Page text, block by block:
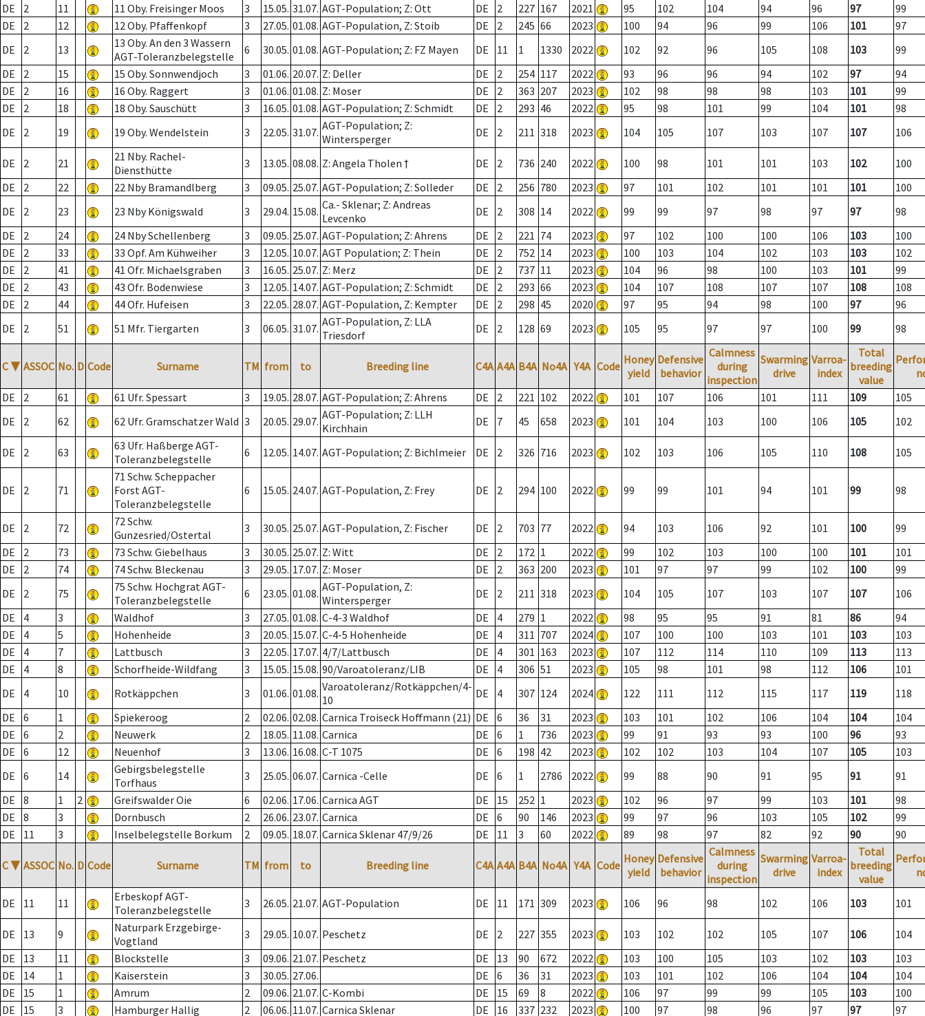
DE
2 11 11 Oby. Freisinger Moos 3 15.05. 31.07. AGT-Population; Z: Ott DE 2 227 167 2021 95 102 104 94 96 97
99
DE
2 12 12 Oby. Pfaffenkopf 3 27.05. 01.08. AGT-Population, Z: Stoib DE 2 245 66 2023 100 94 96 99 106 101
97
DE
2 13
13 Oby. An den 3 Wassern
AGT-Toleranzbelegstelle
6 30.05. 01.08. AGT-Population; Z: FZ Mayen DE 11 1 1330 2022 102 92 96 105 108 103
99
DE
2 15 15 Oby. Sonnwendjoch 3 01.06. 20.07. Z: Deller DE 2 254 117 2022 93 96 96 94 102 97
94
DE
2 16 16 Oby. Raggert 3 01.06. 01.08. Z: Moser DE 2 363 207 2023 102 98 98 98 103 101
99
DE
2 18 18 Oby. Sauschütt 3 16.05. 01.08. AGT-Population; Z: Schmidt DE 2 293 46 2022 95 98 101 99 104 101
98
DE
2 19 19 Oby. Wendelstein 3 22.05. 31.07. AGT-Population; Z:
Wintersperger
DE 2 211 318 2023 104 105 107 103 107 107 106
DE 2 21
21 Nby. Rachel-
Diensthütte
3 13.05. 08.08. Z: Angela Tholen † DE 2 736 240 2022 100 98 101 101 103 102
100
DE
2 22 22 Nby Bramandlberg 3 09.05. 25.07. AGT-Population; Z: Solleder DE 2 256 780 2023 97 101 102 101 101 101
100
DE
2 23 23 Nby Königswald 3 29.04. 15.08. Ca.- Sklenar; Z: Andreas
Levcenko
DE 2 308 14 2022 99 99 97 98 97 97
98
DE
2 24 24 Nby Schellenberg 3 09.05. 25.07. AGT-Population; Z: Ahrens DE 2 221 74 2023 97 102 100 100 106 103
100
DE
2 33 33 Opf. Am Kühweiher 3 12.05. 10.07. AGT Population; Z: Thein DE 2 752 14 2023 100 103 104 102 103 103
102
DE
2 41 41 Ofr. Michaelsgraben 3 16.05. 25.07. Z: Merz DE 2 737 11 2023 104 96 98 100 103 101
99
DE
2 43 43 Ofr. Bodenwiese 3 12.05. 14.07. AGT-Population; Z: Schmidt DE 2 293 66 2023 104 107 108 107 107 108
108
DE
2 44 44 Ofr. Hufeisen 3 22.05. 28.07. AGT-Population, Z: Kempter DE 2 298 45 2020 97 95 94 98 100 97
96
DE
2 51 51 Mfr. Tiergarten 3 06.05. 31.07. AGT-Population, Z: LLA
Triesdorf
DE 2 128 69 2023 105 95 97 97 100 99 98
C ▼ ASSOC No. D Code Surname TM from to Breeding line C4A A4A B4A No4A Y4A Code Honey
yield
Defensive
behavior
Calmness
during
inspection
Swarming
drive
Varroa-
index
Total
breeding
value
DE
2 61 61 Ufr. Spessart 3 19.05. 28.07. AGT-Population; Z: Ahrens DE 2 221 102 2022 101 107 106 101 111 109
105
DE
2 62 62 Ufr. Gramschatzer Wald 3 20.05. 29.07. AGT-Population; Z: LLH
Kirchhain
DE 7 45 658 2023 101 104 103 100 106 105 102
DE 2 63
63 Ufr. Haßberge AGT-
Toleranzbelegstelle
6 12.05. 14.07. AGT-Population; Z: Bichlmeier DE 2 326 716 2023 102 103 106 105 110 108 105
DE 2 71
71 Schw. Scheppacher
Forst AGT-
Toleranzbelegstelle
6 15.05. 24.07. AGT-Population, Z: Frey DE 2 294 100 2022 99 99 101 94 101 99 98
DE 2 72
72 Schw.
Gunzesried/Ostertal
3 30.05. 25.07. AGT-Population, Z: Fischer DE 2 703 77 2022 94 103 106 92 101 100
99
DE
2 73 73 Schw. Giebelhaus 3 30.05. 25.07. Z: Witt DE 2 172 1 2022 99 102 103 100 100 101
101
DE
2 74 74 Schw. Bleckenau 3 29.05. 17.07. Z: Moser DE 2 363 200 2023 101 97 97 99 102 100
99
DE
2 75
75 Schw. Hochgrat AGT-
Toleranzbelegstelle
6 23.05. 01.08. AGT-Population, Z:
Wintersperger
DE 2 211 318 2023 104 105 107 103 107 107
106
DE
4 3 Waldhof 3 27.05. 01.08. C-4-3 Waldhof DE 4 279 1 2022 98 95 95 91 81 86
94
DE
4 5 Hohenheide 3 20.05. 15.07. C-4-5 Hohenheide DE 4 311 707 2024 107 100 100 103 101 103
103
DE
4 7 Lattbusch 3 22.05. 17.07. 4/7/Lattbusch DE 4 301 163 2023 107 112 114 110 109 113
113
DE
4 8 Schorfheide-Wildfang 3 15.05. 15.08. 90/Varoatoleranz/LIB DE 4 306 51 2023 105 98 101 98 112 106
101
DE
4 10 Rotkäppchen 3 01.06. 01.08. Varoatoleranz/Rotkäppchen/4-
10
DE 4 307 124 2024 122 111 112 115 117 119
118
DE
6 1 Spiekeroog 2 02.06. 02.08. Carnica Troiseck Hoffmann (21) DE 6 36 31 2023 103 101 102 106 104 104
104
DE
6 2 Neuwerk 2 18.05. 11.08. Carnica DE 6 1 736 2023 99 91 93 93 100 96
93
DE
6 12 Neuenhof 3 13.06. 16.08. C-T 1075 DE 6 198 42 2023 102 102 103 104 107 105
103
DE
6 14
Gebirgsbelegstelle
Torfhaus
3 25.05. 06.07. Carnica -Celle DE 6 1 2786 2022 99 88 90 91 95 91
91
DE
8 1 2 Greifswalder Oie 6 02.06. 17.06. Carnica AGT DE 15 252 1 2023 102 96 97 99 103 101
98
DE
8 3 Dornbusch 2 26.06. 23.07. Carnica DE 6 90 146 2023 99 97 96 103 105 102
99
DE
11 3 Inselbelegstelle Borkum 2 09.05. 18.07. Carnica Sklenar 47/9/26 DE 11 3 60 2022 89 98 97 82 92 90 90
C ▼ ASSOC No. D Code Surname TM from to Breeding line C4A A4A B4A No4A Y4A Code Honey
yield
Defensive
behavior
Calmness
during
inspection
Swarming
drive
Varroa-
index
Total
breeding
value
DE 11 11
Erbeskopf AGT-
Toleranzbelegstelle
3 26.05. 21.07. AGT-Population DE 11 171 309 2023 106 96 98 102 106 103 101
DE 13 9
Naturpark Erzgebirge-
Vogtland
3 29.05. 10.07. Peschetz DE 2 227 355 2023 103 102 102 105 107 106
104
DE
13 11 Blockstelle 3 09.06. 21.07. Peschetz DE 13 90 672 2022 103 100 105 103 102 103
103
DE
14 1 Kaiserstein 3 30.05. 27.06. DE 6 36 31 2023 103 101 102 106 104 104
104
DE
15 1 Amrum 2 09.06. 21.07. C-Kombi DE 15 69 8 2022 106 97 99 99 105 103
100
DE
15 3 Hamburger Hallig 2 06.06. 11.07. Carnica Sklenar DE 16 337 232 2023 100 97 98 96 97 97
97